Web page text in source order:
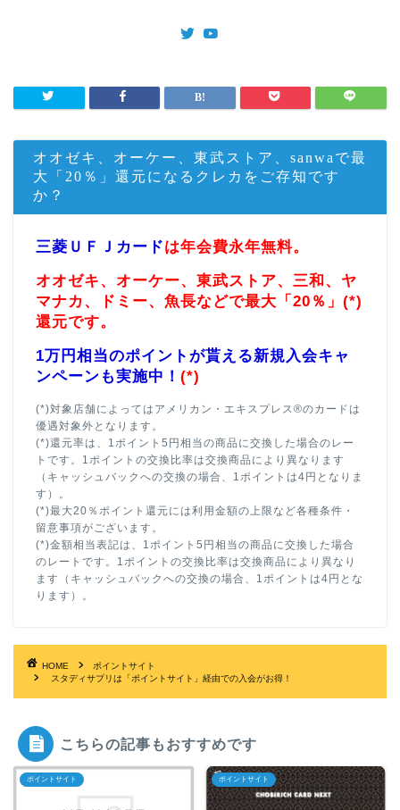
オオゼキ、オーケー、東武ストア、sanwaで最
大「20％」還元になるクレカをご存知です
か？
三菱ＵＦＪカードは年会費永年無料。
オオゼキ、オーケー、東武ストア、三和、ヤ
マナカ、ドミー、魚長などで最大「20％」(*)
還元です。
1万円相当のポイントが貰える新規入会キャ
ンペーンも実施中！ (*)
(*)対象店舗によってはアメリカン・エキスプレス®のカードは
優遇対象外となります。
(*)還元率は、1ポイント5円相当の商品に交換した場合のレー
トです。1ポイントの交換比率は交換商品により異なります
（キャッシュバックへの交換の場合、1ポイントは4円となりま
す）。
(*)最大20％ポイント還元には利用金額の上限など各種条件・
留意事項がございます。
(*)金額相当表記は、1ポイント5円相当の商品に交換した場合
のレートです。1ポイントの交換比率は交換商品により異なり
ます（キャッシュバックへの交換の場合、1ポイントは4円とな
ります）。
HOME
ポイントサイト
スタディサプリは「ポイントサイト」経由での入会がお得！
こちらの記事もおすすめです
ポイントサイト ポイントサイト